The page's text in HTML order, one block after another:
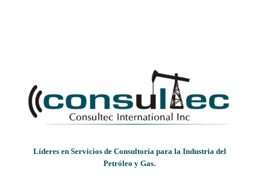
Líderes en Servicios de Consultoría para la Industria del
Petróleo y Gas.